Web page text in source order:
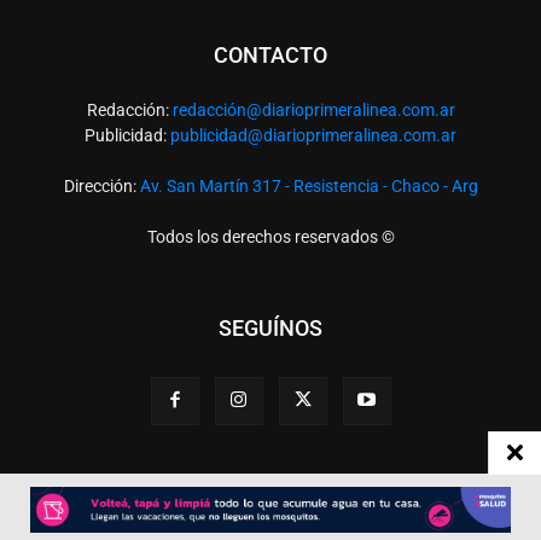
CONTACTO
Redacción: redacción@diarioprimeralinea.com.ar
Publicidad: publicidad@diarioprimeralinea.com.ar
Dirección:Av. San Martín 317 - Resistencia - Chaco - Arg
Todos los derechos reservados ©
SEGUÍNOS
Desarrollado porTP. Web Studio